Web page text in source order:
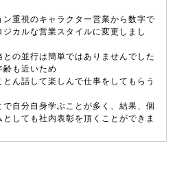
ン重視のキャラクター営業から数字で
カルな営業スタイルに変更しまし
との並行は簡単ではありませんでした
齢も近いため
ん話して楽しんで仕事をしてもらう
自分自身学ぶことが多く、結果、個
としても社内表彰を頂くことができま